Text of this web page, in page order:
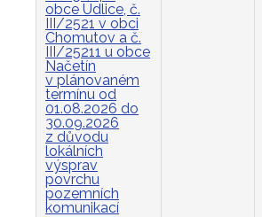
obce Údlice, č.
III/2521 v obci
Chomutov a č.
III/25211 u obce
Načetín
v plánovaném
termínu od
01.08.2026 do
30.09.2026
z důvodu
lokálních
výsprav
povrchu
pozemních
komunikací